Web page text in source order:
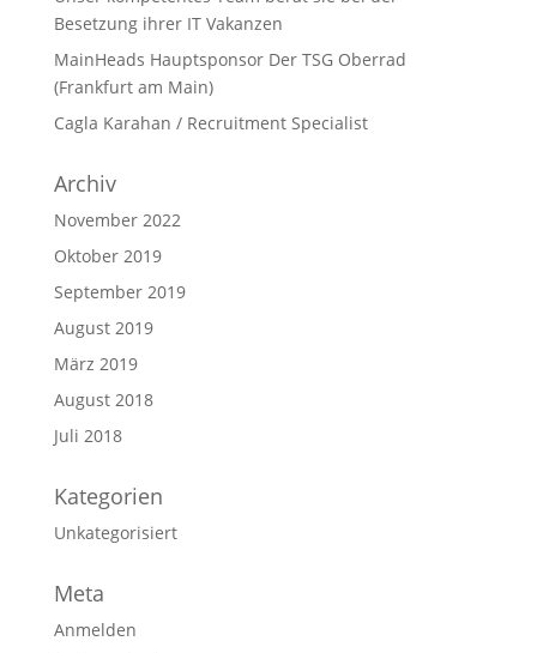
Besetzung ihrer IT Vakanzen
MainHeads Hauptsponsor Der TSG Oberrad
(Frankfurt am Main)
Cagla Karahan / Recruitment Specialist
Archiv
November 2022
Oktober 2019
September 2019
August 2019
März 2019
August 2018
Juli 2018
Kategorien
Unkategorisiert
Meta
Anmelden